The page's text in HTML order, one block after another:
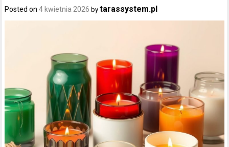
Posted on4 kwietnia 2026 bytarassystem.pl